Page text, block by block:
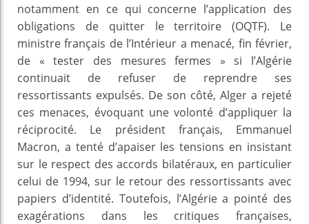
notamment en ce qui concerne l’application des
obligations de quitter le territoire (OQTF). Le
ministre français de l’Intérieur a menacé, fin février,
de « tester des mesures fermes » si l’Algérie
continuait de refuser de reprendre ses
ressortissants expulsés. De son côté, Alger a rejeté
ces menaces, évoquant une volonté d’appliquer la
réciprocité. Le président français, Emmanuel
Macron, a tenté d’apaiser les tensions en insistant
sur le respect des accords bilatéraux, en particulier
celui de 1994, sur le retour des ressortissants avec
papiers d’identité. Toutefois, l’Algérie a pointé des
exagérations dans les critiques françaises,